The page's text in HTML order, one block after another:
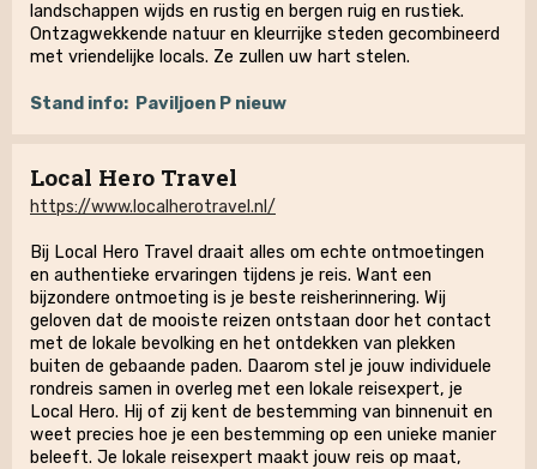
landschappen wijds en rustig en bergen ruig en rustiek.
Ontzagwekkende natuur en kleurrijke steden gecombineerd
met vriendelijke locals. Ze zullen uw hart stelen.
Stand info: Paviljoen P nieuw
Local Hero Travel
https://www.localherotravel.nl/
Bij Local Hero Travel draait alles om echte ontmoetingen
en authentieke ervaringen tijdens je reis. Want een
bijzondere ontmoeting is je beste reisherinnering. Wij
geloven dat de mooiste reizen ontstaan door het contact
met de lokale bevolking en het ontdekken van plekken
buiten de gebaande paden. Daarom stel je jouw individuele
rondreis samen in overleg met een lokale reisexpert, je
Local Hero. Hij of zij kent de bestemming van binnenuit en
weet precies hoe je een bestemming op een unieke manier
beleeft. Je lokale reisexpert maakt jouw reis op maat,